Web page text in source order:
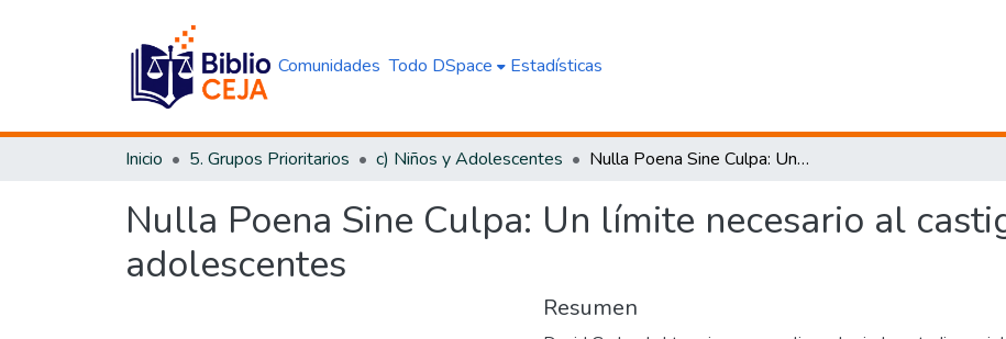
Comunidades Todo DSpace Estadísticas
Inicio 5. Grupos Prioritarios c) Niños y Adolescentes Nulla Poena Sine Culpa: Un límite necesario al castigo penal de adolescentes
Nulla Poena Sine Culpa: Un límite necesario al
adolescentes
Resumen